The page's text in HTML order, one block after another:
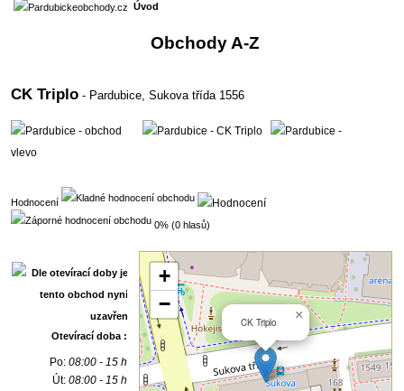
Úvod
Obchody A-Z
CK Triplo - Pardubice,Sukova třída 1556
Hodnocení
0% (0 hlasů)
Otevírací doba :
Po:08:00 - 15 h
Út:08:00 - 15 h
CK Triplo ×
+
−